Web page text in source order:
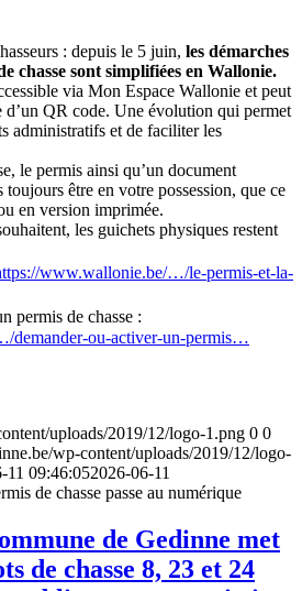
: depuis le 5 juin, les démarches
chasse sont simplifiées en Wallonie.
via Mon Espace Wallonie et peut
d’un QR code. Une évolution qui permet
administratifs et de faciliter les
le permis ainsi qu’un document
être en votre possession, que ce
en version imprimée.
les guichets physiques restent
www.wallonie.be/…/le-permis-et-la-
permis de chasse :
demander-ou-activer-un-permis…
uploads/2019/12/logo-1.png 0 0
wp-content/uploads/2019/12/logo-
11 09:46:052026-06-11
de chasse passe au numérique
de Gedinne met
de chasse 8, 23 et 24